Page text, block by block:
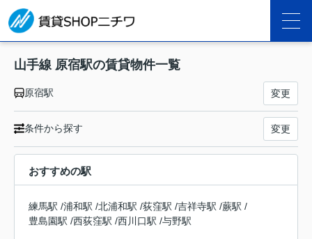
山手線 原宿駅の賃貸物件一覧
原宿駅 変更
条件から探す 変更
おすすめの駅
練馬駅 /浦和駅 /北浦和駅 /荻窪駅 /吉祥寺駅 /蕨駅 /
豊島園駅 /西荻窪駅 /西川口駅 /与野駅